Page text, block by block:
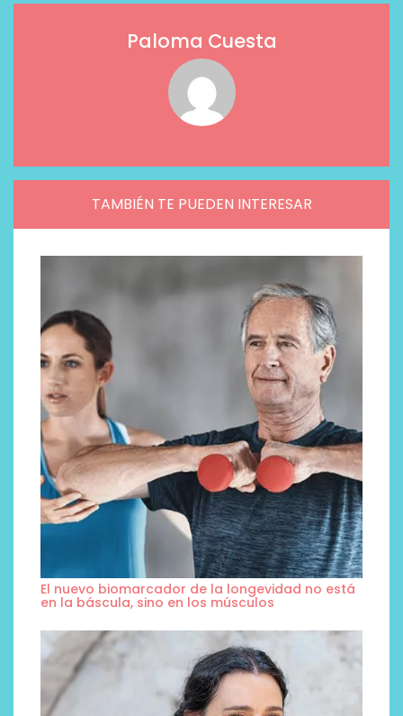
Paloma Cuesta
TAMBIÉN TE PUEDEN INTERESAR
El nuevo biomarcador de la longevidad no está
en la báscula, sino en los músculos